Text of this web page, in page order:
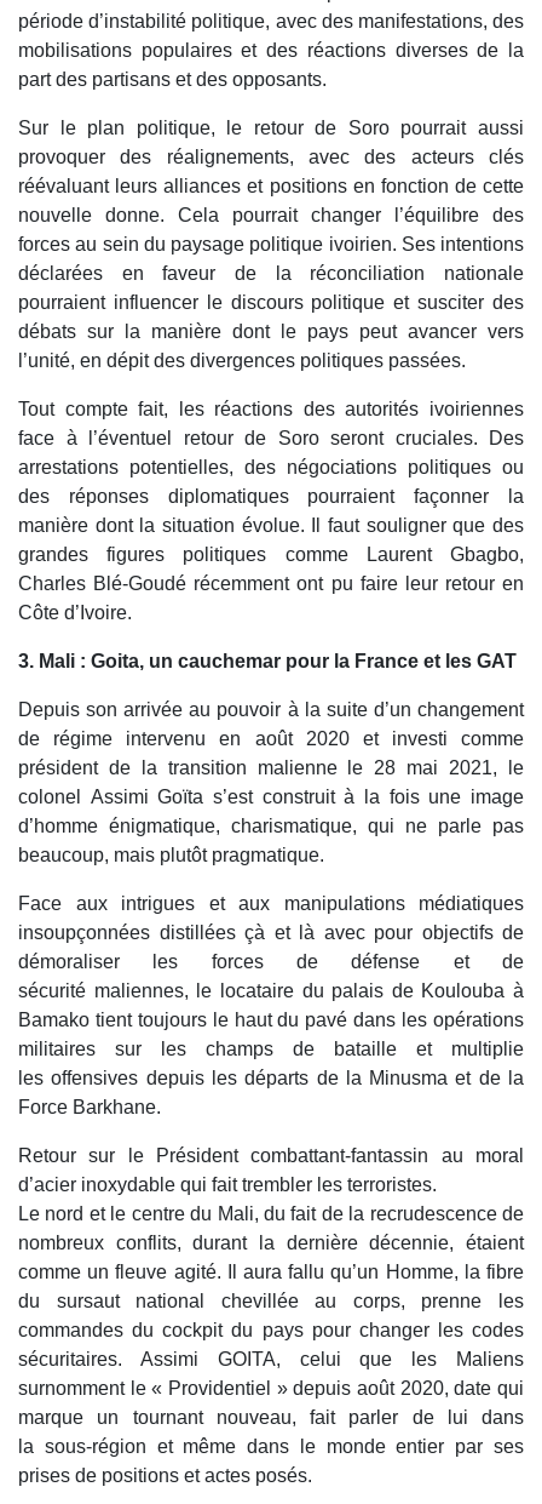
période d’instabilité politique, avec des manifestations, des
mobilisations populaires et des réactions diverses de la
part des partisans et des opposants.
Sur le plan politique, le retour de Soro pourrait aussi
provoquer des réalignements, avec des acteurs clés
réévaluant leurs alliances et positions en fonction de cette
nouvelle donne. Cela pourrait changer l’équilibre des
forces au sein du paysage politique ivoirien. Ses intentions
déclarées en faveur de la réconciliation nationale
pourraient influencer le discours politique et susciter des
débats sur la manière dont le pays peut avancer vers
l’unité, en dépit des divergences politiques passées.
Tout compte fait, les réactions des autorités ivoiriennes
face à l’éventuel retour de Soro seront cruciales. Des
arrestations potentielles, des négociations politiques ou
des réponses diplomatiques pourraient façonner la
manière dont la situation évolue. Il faut souligner que des
grandes figures politiques comme Laurent Gbagbo,
Charles Blé-Goudé récemment ont pu faire leur retour en
Côte d’Ivoire.
3. Mali : Goita, un cauchemar pour la France et les GAT
Depuis son arrivée au pouvoir à la suite d’un changement
de régime intervenu en août 2020 et investi comme
président de la transition malienne le 28 mai 2021, le
colonel Assimi Goïta s’est construit à la fois une image
d’homme énigmatique, charismatique, qui ne parle pas
beaucoup, mais plutôt pragmatique.
Face aux intrigues et aux manipulations médiatiques
insoupçonnées distillées çà et là avec pour objectifs de
démoraliser les forces de défense et de
sécurité maliennes, le locataire du palais de Koulouba à
Bamako tient toujours le haut du pavé dans les opérations
militaires sur les champs de bataille et multiplie
les offensives depuis les départs de la Minusma et de la
Force Barkhane.
Retour sur le Président combattant-fantassin au moral
d’acier inoxydable qui fait trembler les terroristes.
Le nord et le centre du Mali, du fait de la recrudescence de
nombreux conflits, durant la dernière décennie, étaient
comme un fleuve agité. Il aura fallu qu’un Homme, la fibre
du sursaut national chevillée au corps, prenne les
commandes du cockpit du pays pour changer les codes
sécuritaires. Assimi GOITA, celui que les Maliens
surnomment le « Providentiel » depuis août 2020, date qui
marque un tournant nouveau, fait parler de lui dans
la sous-région et même dans le monde entier par ses
prises de positions et actes posés.